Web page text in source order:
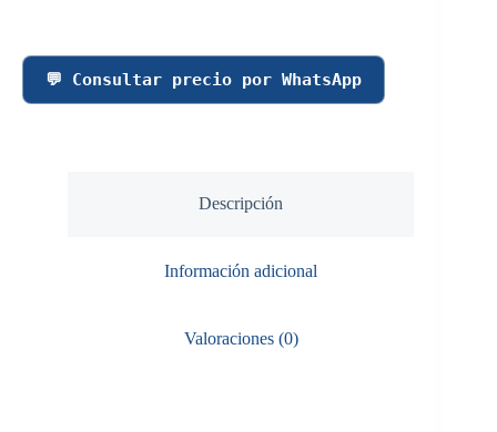
💬 Consultar precio por WhatsApp
Descripción
Información adicional
Valoraciones (0)